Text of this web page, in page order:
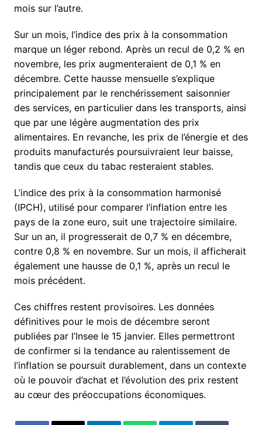
mois sur l’autre.
Sur un mois, l’indice des prix à la consommation
marque un léger rebond. Après un recul de 0,2 % en
novembre, les prix augmenteraient de 0,1 % en
décembre. Cette hausse mensuelle s’explique
principalement par le renchérissement saisonnier
des services, en particulier dans les transports, ainsi
que par une légère augmentation des prix
alimentaires. En revanche, les prix de l’énergie et des
produits manufacturés poursuivraient leur baisse,
tandis que ceux du tabac resteraient stables.
L’indice des prix à la consommation harmonisé
(IPCH), utilisé pour comparer l’inflation entre les
pays de la zone euro, suit une trajectoire similaire.
Sur un an, il progresserait de 0,7 % en décembre,
contre 0,8 % en novembre. Sur un mois, il afficherait
également une hausse de 0,1 %, après un recul le
mois précédent.
Ces chiffres restent provisoires. Les données
définitives pour le mois de décembre seront
publiées par l’Insee le 15 janvier. Elles permettront
de confirmer si la tendance au ralentissement de
l’inflation se poursuit durablement, dans un contexte
où le pouvoir d’achat et l’évolution des prix restent
au cœur des préoccupations économiques.